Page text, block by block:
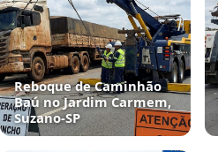
Reboque de Caminhão
Baú no Jardim Carmem,
Suzano‑SP